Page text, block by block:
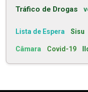
Tráfico de Drogas
Lista de Espera Sisu
Câmara Covid-19